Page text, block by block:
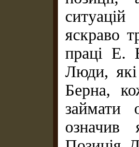
яскраво
праці Е.
Люди,
Берна,
займати
означив